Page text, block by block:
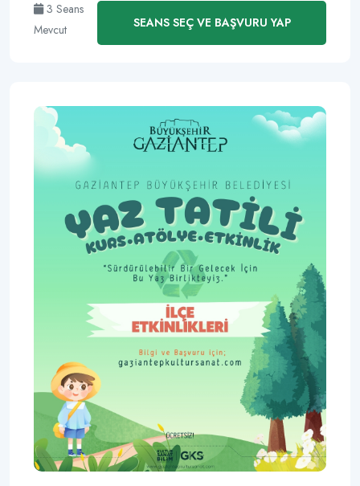
3 Seans
Mevcut
SEANS SEÇ VE BAŞVURU YAP